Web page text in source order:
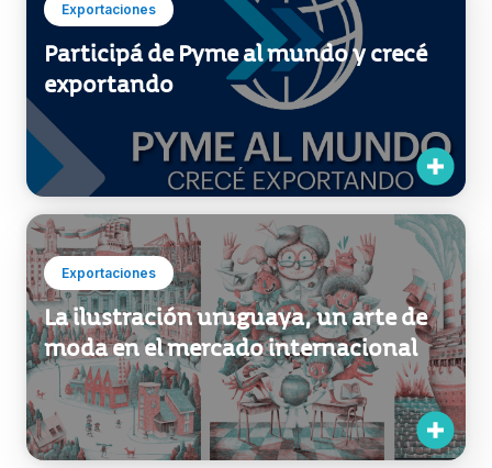
Exportaciones
Participá de Pyme al mundo y crecé
exportando
Exportaciones
La ilustración uruguaya, un arte de
moda en el mercado internacional